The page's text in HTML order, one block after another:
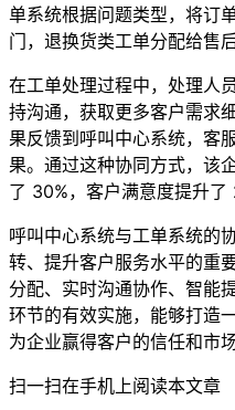
单系统根据问题类型，将订
门，退换货类工单分配给售后
在工单处理过程中，处理人
持沟通，获取更多客户需求
果反馈到呼叫中心系统，客
果。通过这种协同方式，该
了 30%，客户满意度提升了
呼叫中心系统与工单系统的
转、提升客户服务水平的重
分配、实时沟通协作、智能
环节的有效实施，能够打造
为企业赢得客户的信任和市
扫一扫在手机上阅读本文章